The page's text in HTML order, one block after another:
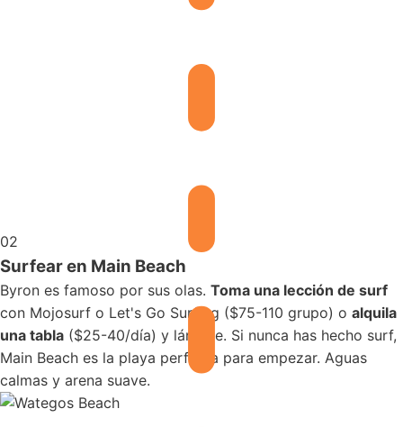
02
Surfear en Main Beach
Byron es famoso por sus olas. Toma una lección de surf
con Mojosurf o Let's Go Surfing ($75-110 grupo) o alquila
una tabla ($25-40/día) y lánzate. Si nunca has hecho surf,
Main Beach es la playa perfecta para empezar. Aguas
calmas y arena suave.